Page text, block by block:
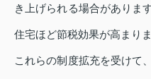
き上げられる場合がありま
住宅ほど節税効果が高まりま
これらの制度拡充を受けて